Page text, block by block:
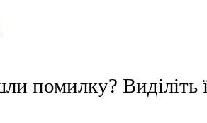
помилку? Виділіть